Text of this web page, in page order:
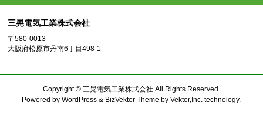
三晃電気工業株式会社
〒580-0013
大阪府松原市丹南6丁目498-1
Copyright © 三晃電気工業株式会社 All Rights Reserved.
Powered byWordPress & BizVektor Theme byVektor,Inc. technology.